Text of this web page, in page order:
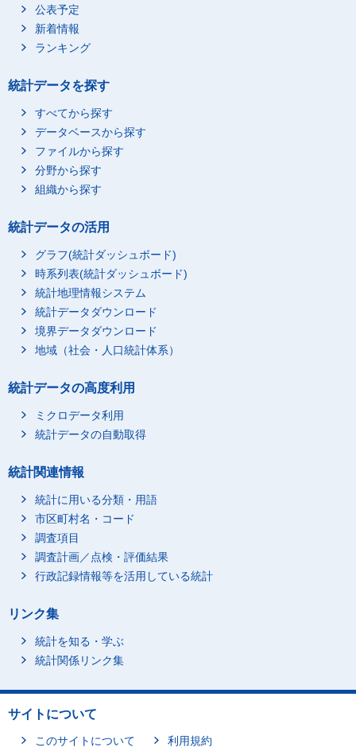
公表予定
新着情報
ランキング
統計データを探す
すべてから探す
データベースから探す
ファイルから探す
分野から探す
組織から探す
統計データの活用
グラフ(統計ダッシュボード)
時系列表(統計ダッシュボード)
統計地理情報システム
統計データダウンロード
境界データダウンロード
地域（社会・人口統計体系）
統計データの高度利用
ミクロデータ利用
統計データの自動取得
統計関連情報
統計に用いる分類・用語
市区町村名・コード
調査項目
調査計画／点検・評価結果
行政記録情報等を活用している統計
リンク集
統計を知る・学ぶ
統計関係リンク集
サイトについて
このサイトについて 利用規約